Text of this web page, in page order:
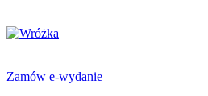
Zamów e-wydanie